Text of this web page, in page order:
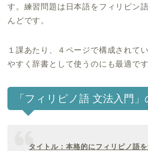
す。練習問題は日本語をフィリピン
んどです。
１課あたり、４ページで構成されて
やすく辞書として使うのにも最適です
「フィリピノ語 文法入門
タイトル：本格的にフィリピノ語